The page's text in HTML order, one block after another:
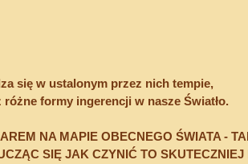
się w ustalonym przez nich tempie,
formy ingerencji w nasze Światło.
NA MAPIE OBECNEGO ŚWIATA -
SIĘ JAK CZYNIĆ TO SKUTECZNIEJ